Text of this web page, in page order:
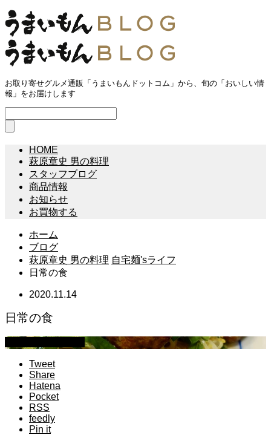
お取り寄せグルメ通販「うまいもんドットコム」から、旬の「おいしい情
報」をお届けします
HOME
萩原章史 男の料理
スタッフブログ
商品情報
お知らせ
お買物する
ホーム
ブログ
萩原章史 男の料理 自宅麺'sライフ
日常の食
2020.11.14
日常の食
Tweet
Share
Hatena
Pocket
RSS
feedly
Pin it